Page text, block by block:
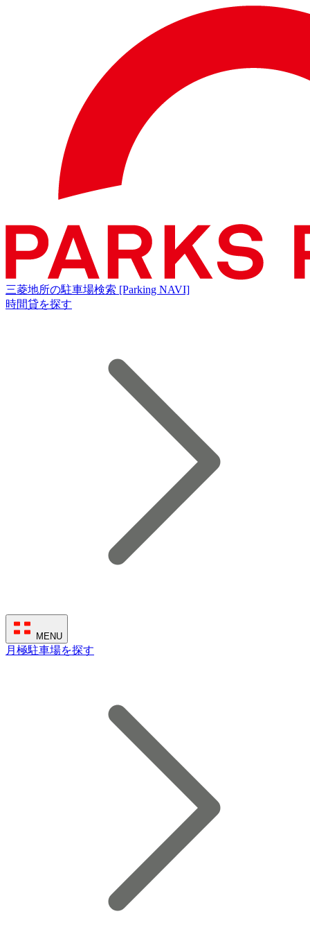
三菱地所の駐車場検索 [Parking NAVI]
時間貸を探す
MENU
月極駐車場を探す